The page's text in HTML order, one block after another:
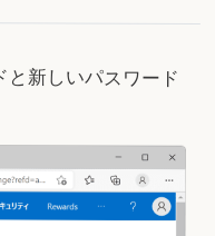
新しいパスワード